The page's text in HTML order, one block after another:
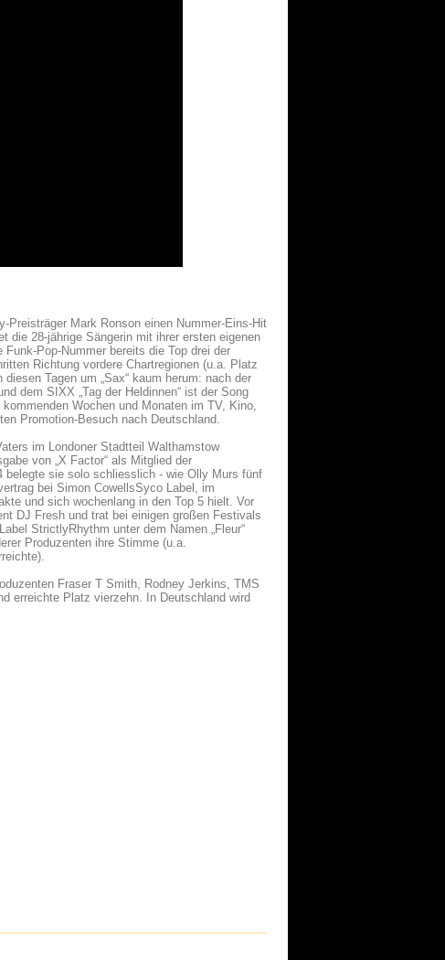
Preisträger Mark Ronson einen Nummer-Eins-Hit
die 28-jährige Sängerin mit ihrer ersten eigenen
Pop-Nummer bereits die Top drei der
Richtung vordere Chartregionen (u.a. Platz
Tagen um „Sax“ kaum herum: nach der
dem SIXX „Tag der Heldinnen“ ist der Song
Wochen und Monaten im TV, Kino,
Promotion-Besuch nach Deutschland.
im Londoner Stadtteil Walthamstow
von „X Factor“ als Mitglied der
belegte sie solo schliesslich - wie Olly Murs fünf
bei Simon CowellsSyco Label, im
und sich wochenlang in den Top 5 hielt. Vor
DJ Fresh und trat bei einigen großen Festivals
StrictlyRhythm unter dem Namen „Fleur“
Produzenten ihre Stimme (u.a.
Fraser T Smith, Rodney Jerkins, TMS
erreichte Platz vierzehn. In Deutschland wird